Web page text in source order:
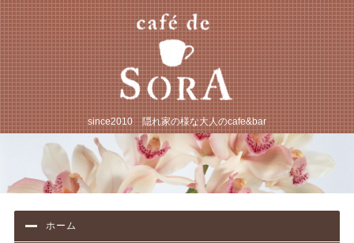
JR松戸駅から徒
since2010 隠れ家の様な大人のcafe&bar
ホーム